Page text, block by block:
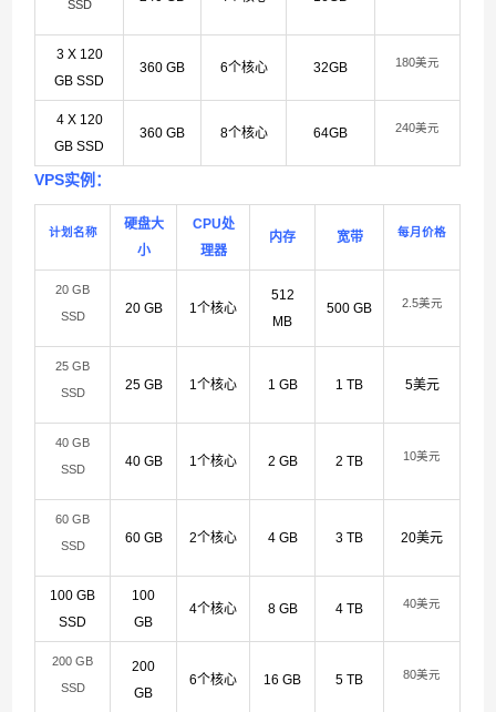
SSD
3 X 120
GB SSD
360 GB 6个核心 32GB 180美元
4 X 120
GB SSD
360 GB 8个核心 64GB 240美元
VPS实例：
计划名称
硬盘大
小
CPU处
理器
内存 宽带 每月价格
20 GB
SSD
20 GB 1个核心
512
MB
500 GB 2.5美元
25 GB
SSD
25 GB 1个核心 1 GB 1 TB 5美元
40 GB
SSD
40 GB 1个核心 2 GB 2 TB 10美元
60 GB
SSD
60 GB 2个核心 4 GB 3 TB 20美元
100 GB
SSD
100
GB
4个核心 8 GB 4 TB 40美元
200 GB
SSD
200
GB
6个核心 16 GB 5 TB 80美元